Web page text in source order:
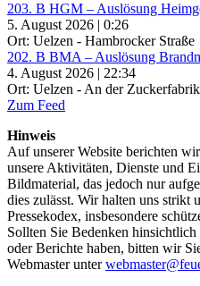
203. B HGM – Auslösung
5. August 2026 | 0:26
Ort: Uelzen - Hambrocker Straße
202. B BMA – Auslösung
4. August 2026 | 22:34
Ort: Uelzen - An der Zuckerfabrik
Zum Feed
Hinweis
Auf unserer Website berichten
unsere Aktivitäten, Dienste und
Bildmaterial, das jedoch nur
dies zulässt. Wir halten uns strikt
Pressekodex, insbesondere
Sollten Sie Bedenken
oder Berichte haben, bitten wir
Webmaster unter